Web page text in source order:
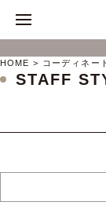
HOME コーディネー
STAFF